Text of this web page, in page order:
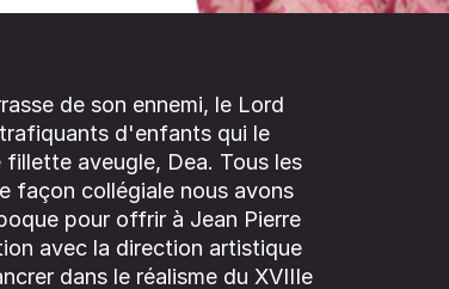
de son ennemi, le Lord
d'enfants qui le
aveugle, Dea. Tous les
façon collégiale nous avons
pour offrir à Jean Pierre
avec la direction artistique
dans le réalisme du XVIIIe